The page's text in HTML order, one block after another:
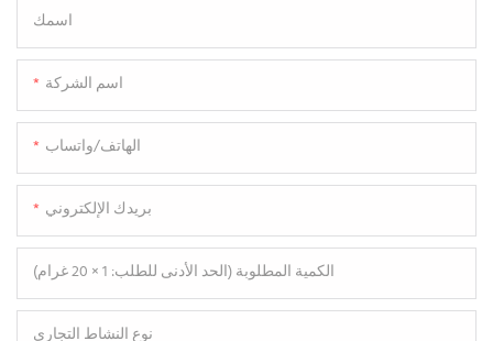
اسمك
اسم الشركة
الهاتف/واتساب
بريدك الإلكتروني
الكمية المطلوبة (الحد الأدنى للطلب: 1 × 20 غرام)
نوع النشاط التجاري